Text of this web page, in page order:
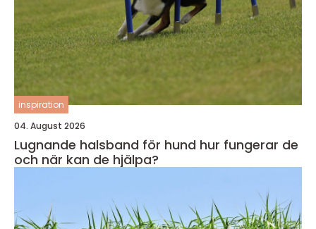
inspiration
04. August 2026
Lugnande halsband för hund hur fungerar de
och när kan de hjälpa?